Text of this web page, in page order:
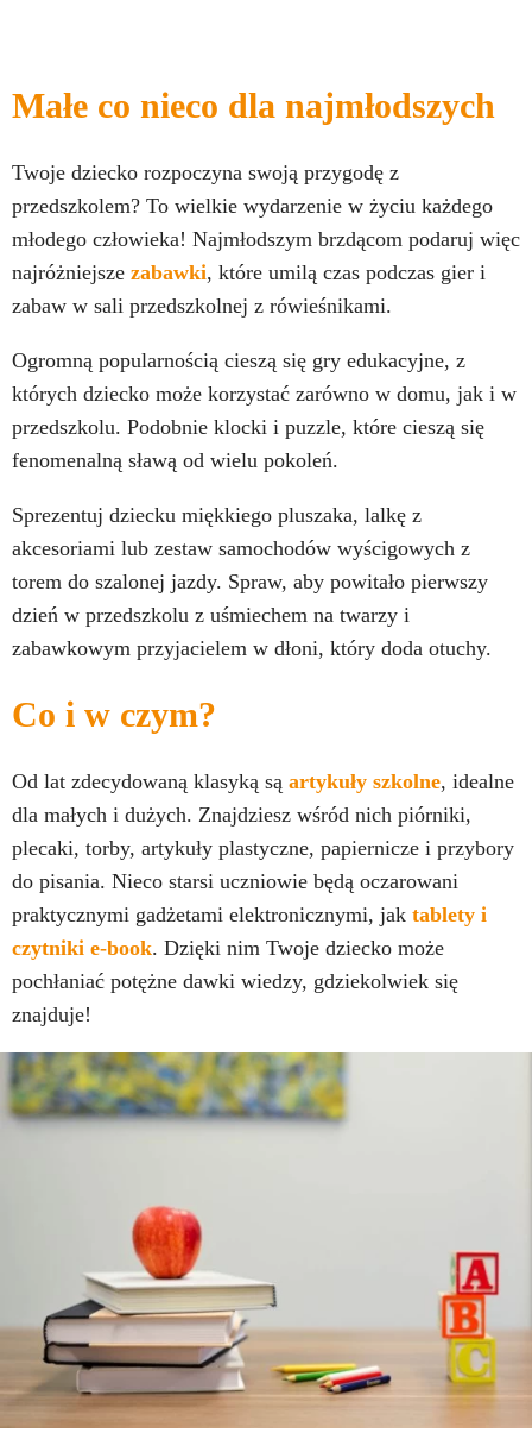
Małe co nieco dla najmłodszych
Twoje dziecko rozpoczyna swoją przygodę z
przedszkolem? To wielkie wydarzenie w życiu każdego
młodego człowieka! Najmłodszym brzdącom podaruj więc
najróżniejsze zabawki, które umilą czas podczas gier i
zabaw w sali przedszkolnej z rówieśnikami.
Ogromną popularnością cieszą się gry edukacyjne, z
których dziecko może korzystać zarówno w domu, jak i w
przedszkolu. Podobnie klocki i puzzle, które cieszą się
fenomenalną sławą od wielu pokoleń.
Sprezentuj dziecku miękkiego pluszaka, lalkę z
akcesoriami lub zestaw samochodów wyścigowych z
torem do szalonej jazdy. Spraw, aby powitało pierwszy
dzień w przedszkolu z uśmiechem na twarzy i
zabawkowym przyjacielem w dłoni, który doda otuchy.
Co i w czym?
Od lat zdecydowaną klasyką są artykuły szkolne, idealne
dla małych i dużych. Znajdziesz wśród nich piórniki,
plecaki, torby, artykuły plastyczne, papiernicze i przybory
do pisania. Nieco starsi uczniowie będą oczarowani
praktycznymi gadżetami elektronicznymi, jak tablety i
czytniki e-book. Dzięki nim Twoje dziecko może
pochłaniać potężne dawki wiedzy, gdziekolwiek się
znajduje!